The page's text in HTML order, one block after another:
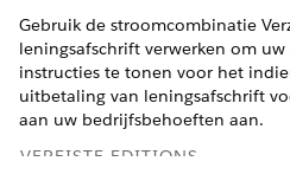
Gebruik de stroomcombinatie
leningsafschrift verwerken om uw
instructies te tonen voor het
uitbetaling van leningsafschrift
aan uw bedrijfsbehoeften aan.
VEREISTE EDITIONS